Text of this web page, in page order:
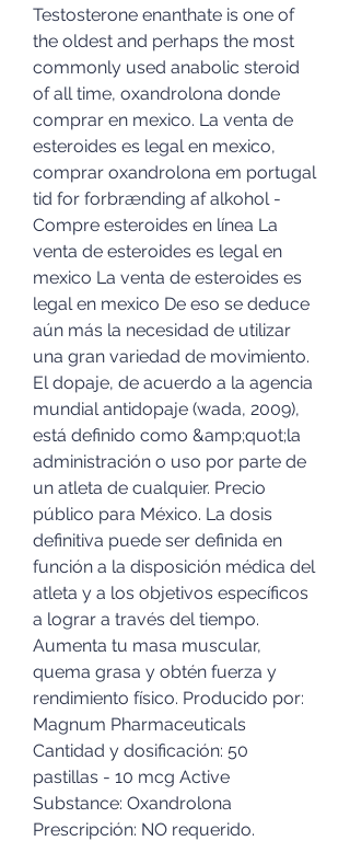
Testosterone enanthate is one of
the oldest and perhaps the most
commonly used anabolic steroid
of all time, oxandrolona donde
comprar en mexico. La venta de
esteroides es legal en mexico,
comprar oxandrolona em portugal
tid for forbrænding af alkohol -
Compre esteroides en línea La
venta de esteroides es legal en
mexico La venta de esteroides es
legal en mexico De eso se deduce
aún más la necesidad de utilizar
una gran variedad de movimiento.
El dopaje, de acuerdo a la agencia
mundial antidopaje (wada, 2009),
está definido como &amp;quot;la
administración o uso por parte de
un atleta de cualquier. Precio
público para México. La dosis
definitiva puede ser definida en
función a la disposición médica del
atleta y a los objetivos específicos
a lograr a través del tiempo.
Aumenta tu masa muscular,
quema grasa y obtén fuerza y
rendimiento físico. Producido por:
Magnum Pharmaceuticals
Cantidad y dosificación: 50
pastillas - 10 mcg Active
Substance: Oxandrolona
Prescripción: NO requerido.